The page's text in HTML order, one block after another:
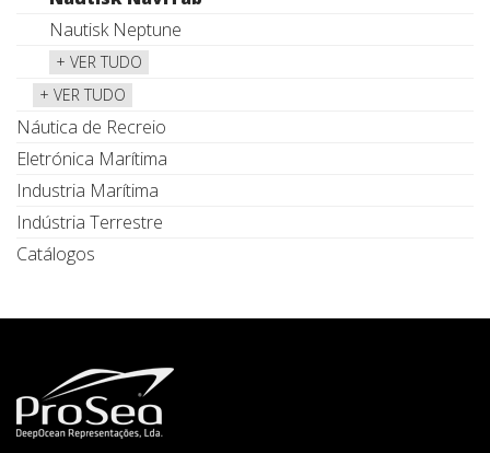
Nautisk Neptune
+ VER TUDO
+ VER TUDO
Náutica de Recreio
Eletrónica Marítima
Industria Marítima
Indústria Terrestre
Catálogos